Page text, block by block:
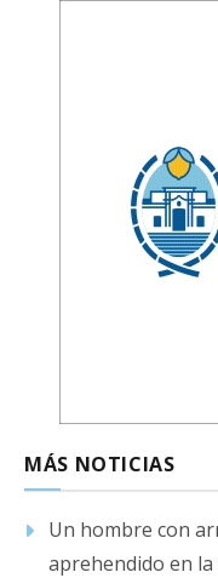
MÁS NOTICIAS
Un hombre con
aprehendido en